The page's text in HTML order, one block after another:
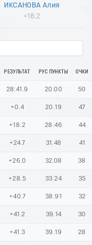
5
ИКСАНОВА Алия
+18.2
РЕЗУЛЬТАТ РУС ПУНКТЫ ОЧКИ
28:41.9 20.00 50
+0.4 20.19 47
+18.2 28.46 44
+24.7 31.48 41
+26.0 32.08 38
+28.5 33.24 35
+40.7 38.91 32
+41.2 39.14 30
+41.3 39.19 28